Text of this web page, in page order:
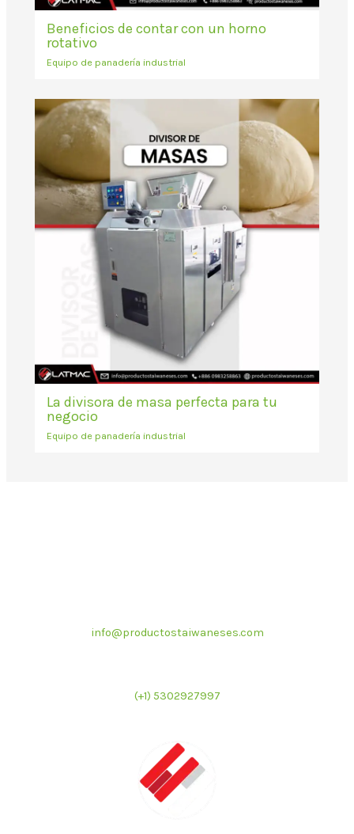
Beneficios de contar con un horno
rotativo
Equipo de panadería industrial
La divisora de masa perfecta para tu
negocio
Equipo de panadería industrial
info@productostaiwaneses.com
(+1) 5302927997